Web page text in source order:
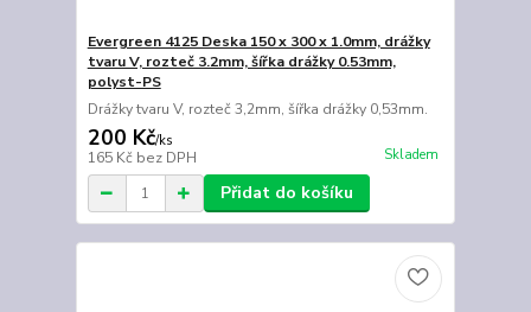
Evergreen 4125 Deska 150 x 300 x 1.0mm, drážky
tvaru V, rozteč 3.2mm, šířka drážky 0.53mm,
polyst-PS
Drážky tvaru V, rozteč 3,2mm, šířka drážky 0,53mm.
200 Kč/ks
165 Kč bez DPH Skladem
Přidat do košíku